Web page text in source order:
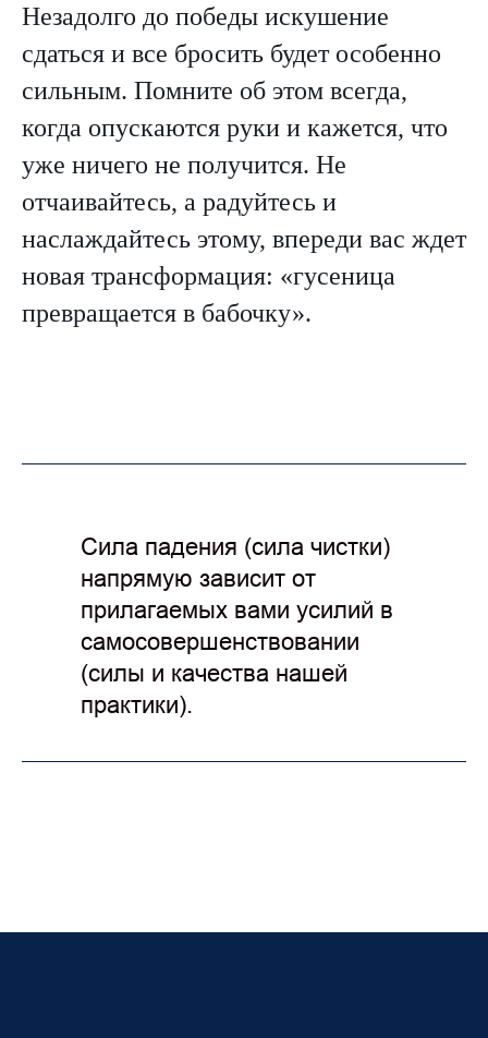
Незадолго до победы искушение
сдаться и все бросить будет особенно
сильным. Помните об этом всегда,
когда опускаются руки и кажется, что
уже ничего не получится. Не
отчаивайтесь, а радуйтесь и
наслаждайтесь этому, впереди вас ждет
новая трансформация: «гусеница
превращается в бабочку».
Сила падения (сила чистки)
напрямую зависит от
прилагаемых вами усилий в
самосовершенствовании
(силы и качества нашей
практики).